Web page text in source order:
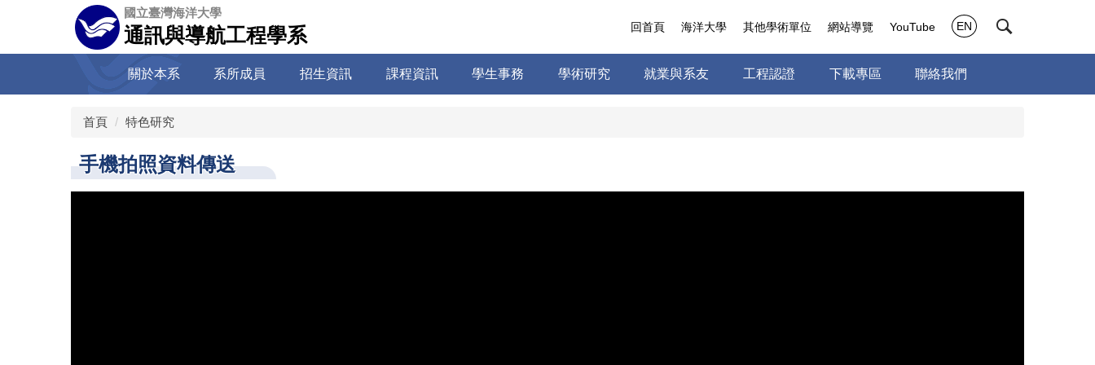
國立臺灣海洋大學
通訊與導航工程學系 回首頁 海洋大學 其他學術單位 網站導覽 YouTube EN
關於本系 系所成員 招生資訊 課程資訊 學生事務 學術研究 就業與系友 工程認證 下載專區 聯絡我們
首頁 特色研究
手機拍照資料傳送